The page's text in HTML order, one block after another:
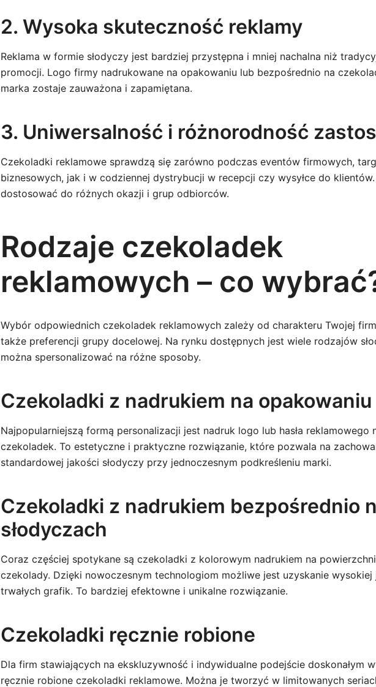
2. Wysoka skuteczność reklamy
Reklama w formie słodyczy jest bardziej przystępna i mniej nachalna niż
promocji. Logo firmy nadrukowane na opakowaniu lub bezpośrednio na
marka zostaje zauważona i zapamiętana.
3. Uniwersalność i różnorodność
Czekoladki reklamowe sprawdzą się zarówno podczas eventów firmowych,
biznesowych, jak i w codziennej dystrybucji w recepcji czy wysyłce do
dostosować do różnych okazji i grup odbiorców.
Rodzaje czekoladek
reklamowych – co
Wybór odpowiednich czekoladek reklamowych zależy od charakteru Twojej
także preferencji grupy docelowej. Na rynku dostępnych jest wiele rodzajów
można spersonalizować na różne sposoby.
Czekoladki z nadrukiem na opakowaniu
Najpopularniejszą formą personalizacji jest nadruk logo lub hasła reklamowego
czekoladek. To estetyczne i praktyczne rozwiązanie, które pozwala na
standardowej jakości słodyczy przy jednoczesnym podkreśleniu marki.
Czekoladki z nadrukiem bezpośrednio
słodyczach
Coraz częściej spotykane są czekoladki z kolorowym nadrukiem na
czekolady. Dzięki nowoczesnym technologiom możliwe jest uzyskanie wysokiej
trwałych grafik. To bardziej efektowne i unikalne rozwiązanie.
Czekoladki ręcznie robione
Dla firm stawiających na ekskluzywność i indywidualne podejście doskonałym
ręcznie robione czekoladki reklamowe. Można je tworzyć w limitowanych